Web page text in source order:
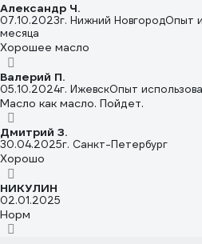
Александр Ч.
07.10.2023г. Нижний НовгородОпыт
месяца
Хорошее масло
Валерий П.
05.10.2024г. ИжевскОпыт
Масло как масло. Пойдет.
Дмитрий З.
30.04.2025г. Санкт-Петербург
Хорошо
НИКУЛИН
02.01.2025
Норм